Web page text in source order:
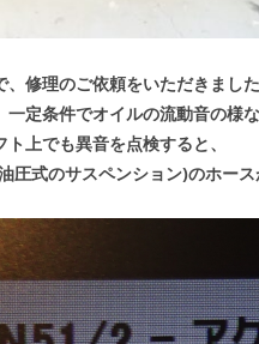
修理のご依頼をいただきました
定条件でオイルの流動音の様
上でも異音を点検すると、
式のサスペンション)のホース